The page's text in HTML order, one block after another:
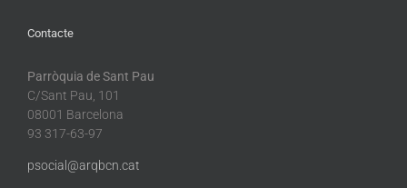
Contacte
Parròquia de Sant Pau
C/Sant Pau, 101
08001 Barcelona
93 317-63-97
psocial@arqbcn.cat